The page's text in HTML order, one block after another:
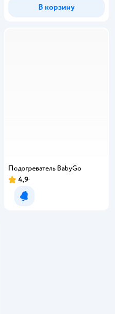
В корзину
Подогреватель BabyGo
4,9
Уведомить о появлении